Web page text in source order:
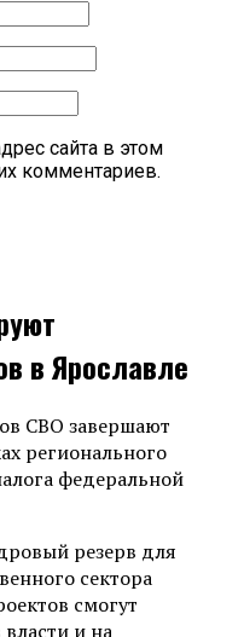
сайта в этом
комментариев.
в Ярославле
СВО завершают
регионального
федеральной
резерв для
сектора
смогут
и на